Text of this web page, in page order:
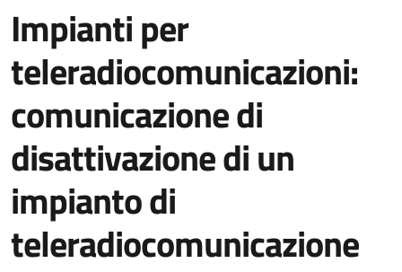
Impianti per
teleradiocomunicazioni:
comunicazione di
disattivazione di un
impianto di
teleradiocomunicazione